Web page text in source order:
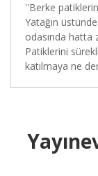
''Berke
Yatağın
odasında hatta
Patiklerini
katılmaya ne